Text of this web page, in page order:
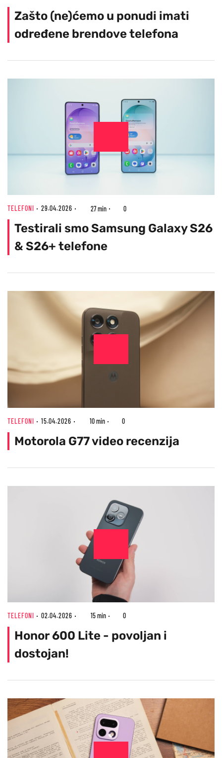
Zašto (ne)ćemo u ponudi imati
određene brendove telefona
TELEFONI 29.04.2026 27 min 0
Testirali smo Samsung Galaxy S26
& S26+ telefone
TELEFONI 15.04.2026 10 min 0
Motorola G77 video recenzija
TELEFONI 02.04.2026 15 min 0
Honor 600 Lite - povoljan i
dostojan!